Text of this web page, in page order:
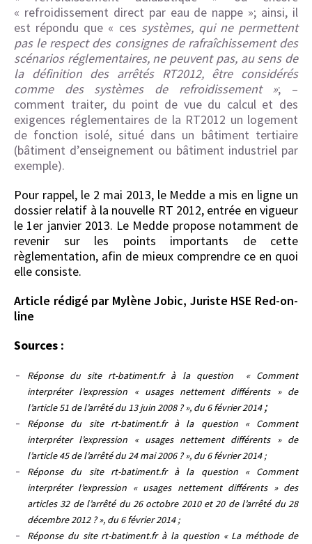
« refroidissement direct par eau de nappe »; ainsi, il
est répondu que « ces systèmes, qui ne permettent
pas le respect des consignes de rafraîchissement des
scénarios réglementaires, ne peuvent pas, au sens de
la définition des arrêtés RT2012, être considérés
comme des systèmes de refroidissement »; –
comment traiter, du point de vue du calcul et des
exigences réglementaires de la RT2012 un logement
de fonction isolé, situé dans un bâtiment tertiaire
(bâtiment d’enseignement ou bâtiment industriel par
exemple).
Pour rappel, le 2 mai 2013, le Medde a mis en ligne un
dossier relatif à la nouvelle RT 2012, entrée en vigueur
le 1er janvier 2013. Le Medde propose notamment de
revenir sur les points importants de cette
règlementation, afin de mieux comprendre ce en quoi
elle consiste.
Article rédigé par Mylène Jobic, Juriste HSE Red-on-
line
Sources :
Réponse du site rt-batiment.fr à la question « Comment
interpréter l’expression « usages nettement différents » de
l’article 51 de l’arrêté du 13 juin 2008 ? », du 6 février 2014;
Réponse du site rt-batiment.fr à la question « Comment
interpréter l’expression « usages nettement différents » de
l’article 45 de l’arrêté du 24 mai 2006 ? », du 6 février 2014 ;
Réponse du site rt-batiment.fr à la question « Comment
interpréter l’expression « usages nettement différents » des
articles 32 de l’arrêté du 26 octobre 2010 et 20 de l’arrêté du 28
décembre 2012 ? », du 6 février 2014 ;
Réponse du site rt-batiment.fr à la question « La méthode de